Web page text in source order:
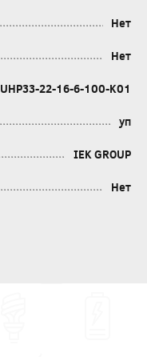
Нет
Нет
UHP33-22-16-6-100-K01
уп
IEK GROUP
Нет